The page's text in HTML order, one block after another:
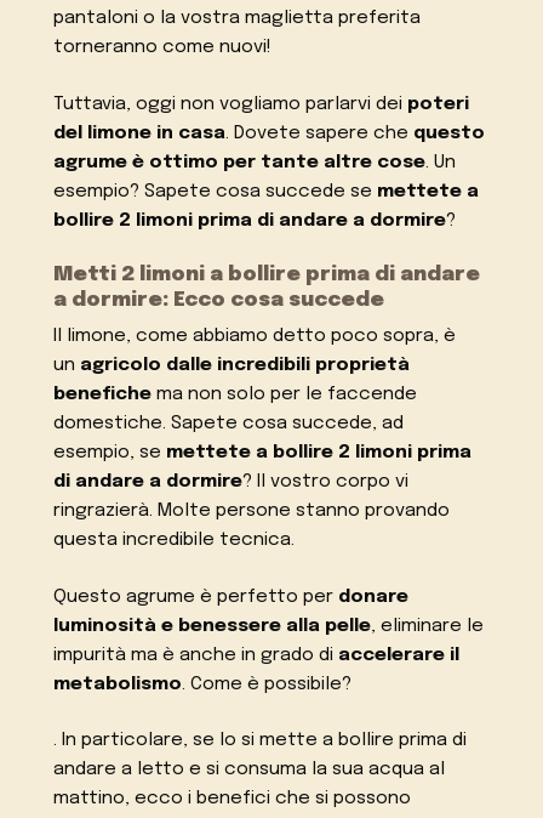
pantaloni o la vostra maglietta preferita
torneranno come nuovi!
Tuttavia, oggi non vogliamo parlarvi dei poteri
del limone in casa. Dovete sapere che questo
agrume è ottimo per tante altre cose. Un
esempio? Sapete cosa succede se mettete a
bollire 2 limoni prima di andare a dormire?
Metti 2 limoni a bollire prima di andare
a dormire: Ecco cosa succede
Il limone, come abbiamo detto poco sopra, è
un agricolo dalle incredibili proprietà
benefiche ma non solo per le faccende
domestiche. Sapete cosa succede, ad
esempio, se mettete a bollire 2 limoni prima
di andare a dormire? Il vostro corpo vi
ringrazierà. Molte persone stanno provando
questa incredibile tecnica.
Questo agrume è perfetto per donare
luminosità e benessere alla pelle, eliminare le
impurità ma è anche in grado di accelerare il
metabolismo. Come è possibile?
. In particolare, se lo si mette a bollire prima di
andare a letto e si consuma la sua acqua al
mattino, ecco i benefici che si possono